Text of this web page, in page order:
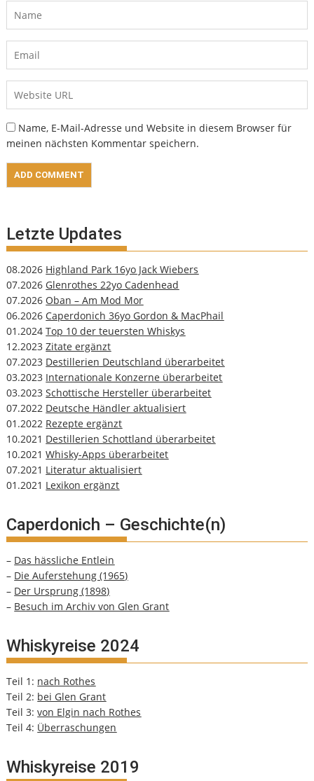
Name, E-Mail-Adresse und Website in diesem Browser für
meinen nächsten Kommentar speichern.
Letzte Updates
08.2026 Highland Park 16yo Jack Wiebers
07.2026 Glenrothes 22yo Cadenhead
07.2026 Oban – Am Mod Mor
06.2026 Caperdonich 36yo Gordon & MacPhail
01.2024Top 10 der teuersten Whiskys
12.2023Zitate ergänzt
07.2023 Destillerien Deutschland überarbeitet
03.2023 Internationale Konzerne überarbeitet
03.2023Schottische Hersteller überarbeitet
07.2022 Deutsche Händler aktualisiert
01.2022 Rezepte ergänzt
10.2021 Destillerien Schottland überarbeitet
10.2021Whisky-Apps überarbeitet
07.2021 Literatur aktualisiert
01.2021 Lexikon ergänzt
Caperdonich – Geschichte(n)
– Das hässliche Entlein
– Die Auferstehung (1965)
– Der Ursprung (1898)
– Besuch im Archiv von Glen Grant
Whiskyreise 2024
Teil 1: nach Rothes
Teil 2: bei Glen Grant
Teil 3:von Elgin nach Rothes
Teil 4: Überraschungen
Whiskyreise 2019